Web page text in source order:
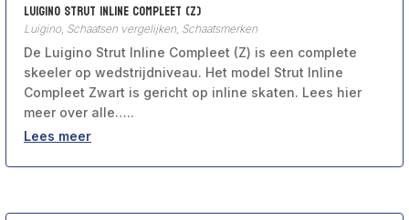
Luigino Strut Inline Compleet (Z)
Luigino, Schaatsen vergelijken, Schaatsmerken
De Luigino Strut Inline Compleet (Z) is een complete
skeeler op wedstrijdniveau. Het model Strut Inline
Compleet Zwart is gericht op inline skaten. Lees hier
meer over alle…..
Lees meer